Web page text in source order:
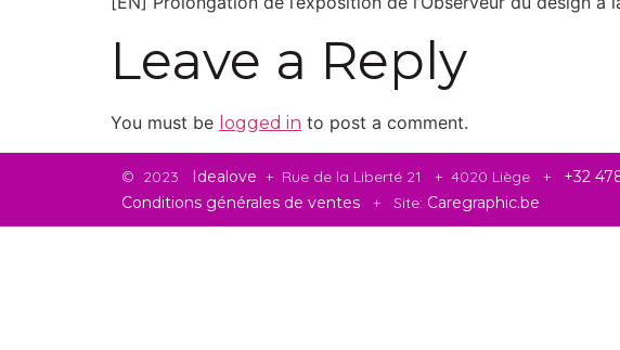
Leave a Reply
You must be logged in to post a comment.
© 2023 Idealove + Rue de la Liberté 21 + 4020 Liège + +32
Conditions générales de ventes
+ Site: Caregraphic.be